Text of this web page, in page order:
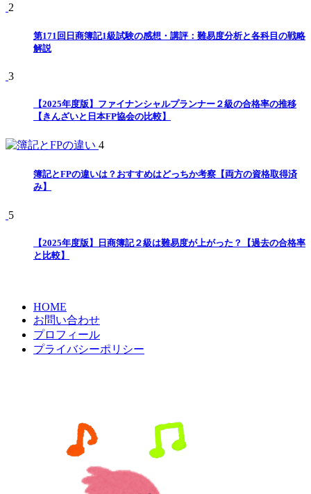
2
第171回日商簿記1級試験の感想・講評：難易度分析と各科目の戦略
解説
3
【2025年度版】ファイナンシャルプランナー２級の合格率の推移
【きんざいと日本FP協会の比較】
4
簿記とFPの違いは？おすすめはどっちか考察【両方の資格取得済
み】
5
【2025年度版】日商簿記２級は難易度が上がった？【過去の合格率
と比較】
HOME
お問い合わせ
プロフィール
プライバシーポリシー